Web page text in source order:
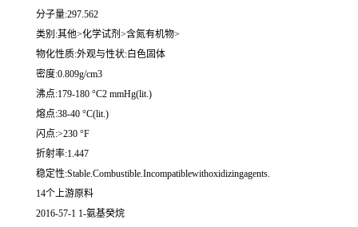
分子量:297.562
类别:其他>化学试剂>含氮有机物>
物化性质:外观与性状:白色固体
密度:0.809g/cm3
沸点:179-180 °C2 mmHg(lit.)
熔点:38-40 °C(lit.)
闪点:>230 °F
折射率:1.447
稳定性:Stable.Combustible.Incompatiblewithoxidizingagents.
14个上游原料
2016-57-1 1-氨基癸烷